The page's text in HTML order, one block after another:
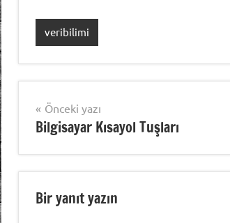
veribilimi
Yazı
gezinmesi
Önceki yazı
Bilgisayar Kısayol Tuşları
Bir yanıt yazın